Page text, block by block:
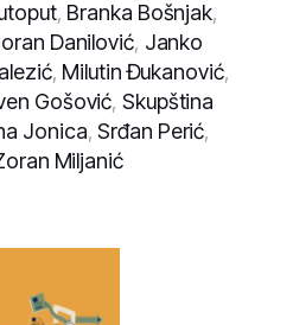
, Branka Bošnjak,
Danilović, Janko
, Milutin Đukanović,
Gošović,Skupština
Jonica,Srđan Perić,
Miljanić